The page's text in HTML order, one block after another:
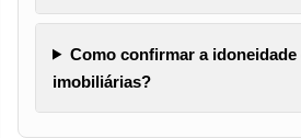
Como confirmar a
imobiliárias?